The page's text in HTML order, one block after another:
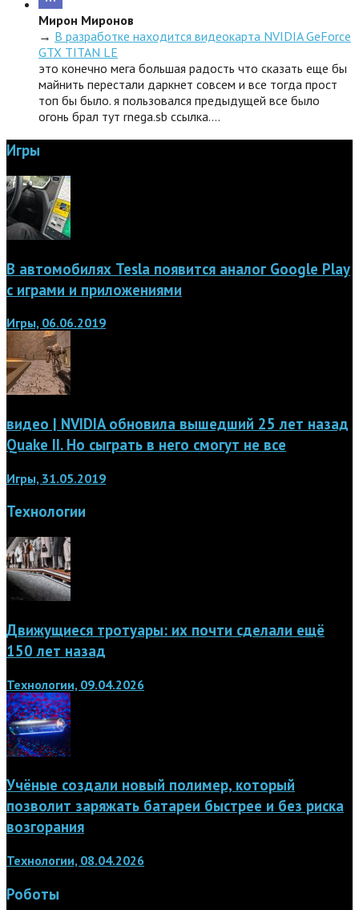
Мирон Миронов
→ В разработке находится видеокарта NVIDIA GeForce
GTX TITAN LE
это конечно мега большая радость что сказать еще бы
майнить перестали даркнет совсем и все тогда прост
топ бы было. я пользовался предыдущей все было
огонь брал тут rnega.sb ссылка.…
Игры
В автомобилях Tesla появится аналог Google Play
с играми и приложениями
Игры, 06.06.2019
видео | NVIDIA обновила вышедший 25 лет назад
Quake II. Но сыграть в него смогут не все
Игры, 31.05.2019
Технологии
Движущиеся тротуары: их почти сделали ещё
150 лет назад
Технологии, 09.04.2026
Учёные создали новый полимер, который
позволит заряжать батареи быстрее и без риска
возгорания
Технологии, 08.04.2026
Роботы